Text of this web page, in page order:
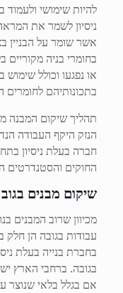
להיות שימושי ולעמוד
ניסיון לשמר את
אשר שומר על הבניין
בחומרי בניה מקוריים
או נפגעו וכולל שימוש
בתכונותיהם לחומרים
תהליך שיקום המבנה
הנזק היקף העבודה
חברה בעלת ניסיון
החוקים והסטנדרטים
שיקום מבנים
מכיוון שרוב המבנים
עבודות בגובה הן חלק
בחברת בנייה בעלת
בגובה. ברחבי הארץ יש
אם בגלל בלאי שנוצר